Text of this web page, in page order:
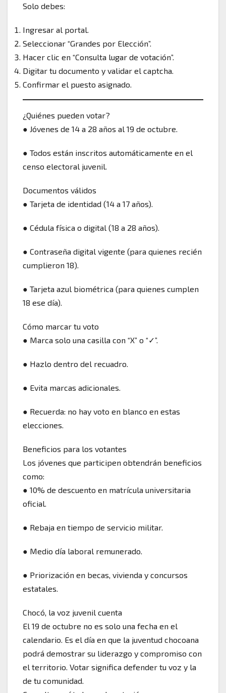
Solo debes:
Ingresar al portal.
Seleccionar “Grandes por Elección”.
Hacer clic en “Consulta lugar de votación”.
Digitar tu documento y validar el captcha.
Confirmar el puesto asignado.
¿Quiénes pueden votar?
● Jóvenes de 14 a 28 años al 19 de octubre.
● Todos están inscritos automáticamente en el
censo electoral juvenil.
Documentos válidos
● Tarjeta de identidad (14 a 17 años).
● Cédula física o digital (18 a 28 años).
● Contraseña digital vigente (para quienes recién
cumplieron 18).
● Tarjeta azul biométrica (para quienes cumplen
18 ese día).
Cómo marcar tu voto
● Marca solo una casilla con “X” o “✓”.
● Hazlo dentro del recuadro.
● Evita marcas adicionales.
● Recuerda: no hay voto en blanco en estas
elecciones.
Beneficios para los votantes
Los jóvenes que participen obtendrán beneficios
como:
● 10% de descuento en matrícula universitaria
oficial.
● Rebaja en tiempo de servicio militar.
● Medio día laboral remunerado.
● Priorización en becas, vivienda y concursos
estatales.
Chocó, la voz juvenil cuenta
El 19 de octubre no es solo una fecha en el
calendario. Es el día en que la juventud chocoana
podrá demostrar su liderazgo y compromiso con
el territorio. Votar significa defender tu voz y la
de tu comunidad.